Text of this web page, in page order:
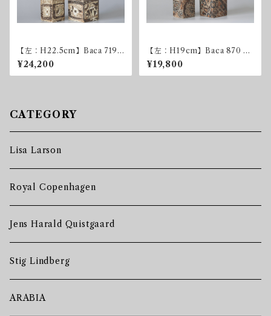
【左：H22.5cm】Baca 719
Vase H22.5cm
¥24,200
【左：H19cm】Baca 870 Va
se H19cm
¥19,800
CATEGORY
Lisa Larson
Royal Copenhagen
Jens Harald Quistgaard
Stig Lindberg
ARABIA